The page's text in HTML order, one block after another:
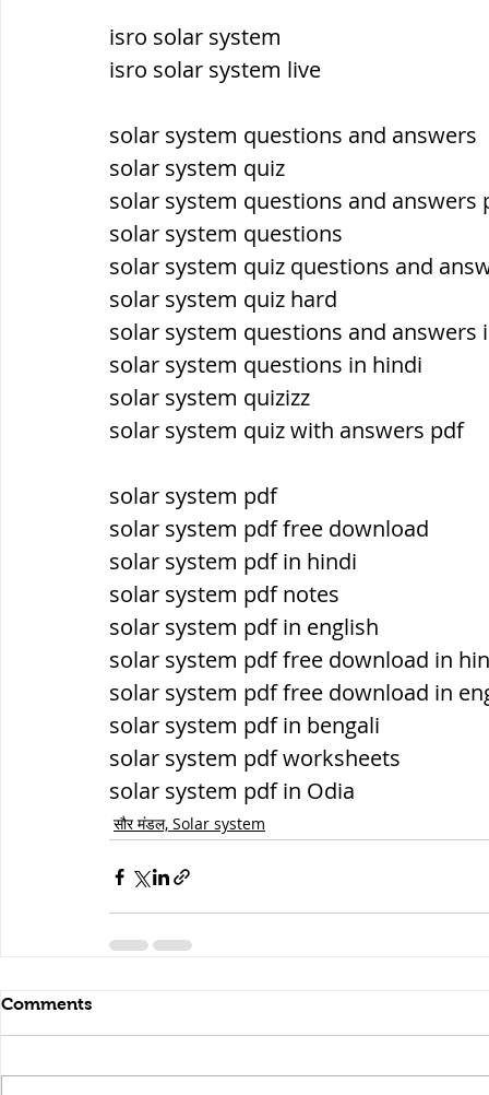
isro solar system
isro solar system live
solar system questions and answers
solar system quiz
solar system questions and answers
solar system questions
solar system quiz questions and
solar system quiz hard
solar system questions and answers
solar system questions in hindi
solar system quizizz
solar system quiz with answers pdf
solar system pdf
solar system pdf free download
solar system pdf in hindi
solar system pdf notes
solar system pdf in english
solar system pdf free download in
solar system pdf free download in
solar system pdf in bengali
solar system pdf worksheets
solar system pdf in Odia
सौर मंडल, Solar system
Comments